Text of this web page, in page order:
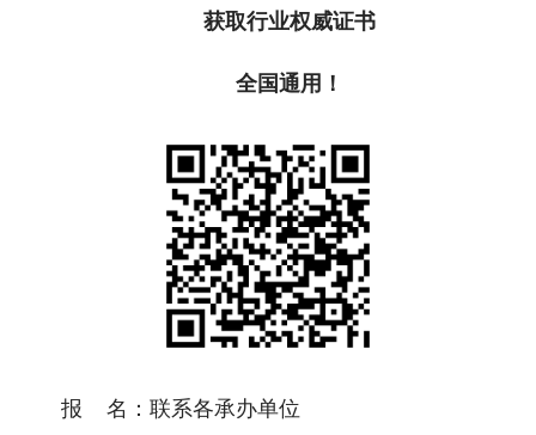
获取行业权威证书
全国通用！
报    名：联系各承办单位